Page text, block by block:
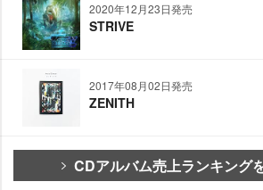
2020年12月23日発売
STRIVE
2017年08月02日発売
ZENITH
CDアルバム売上ランキング